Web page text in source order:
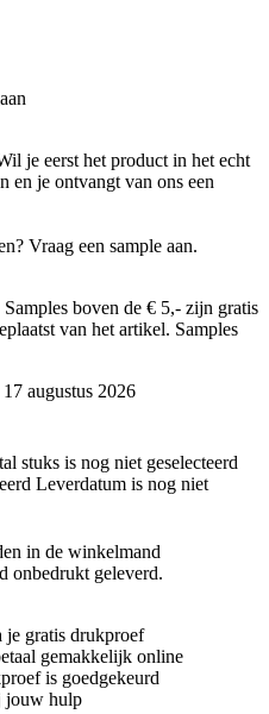
je eerst het product in het echt
en je ontvangt van ons een
Vraag een sample aan.
boven de € 5,- zijn gratis
van het artikel. Samples
augustus 2026
stuks is nog niet geselecteerd
Leverdatum is nog niet
in de winkelmand
onbedrukt geleverd.
je gratis drukproef
gemakkelijk online
is goedgekeurd
jouw hulp